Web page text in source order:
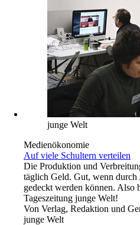
junge Welt
Medienökonomie
Auf viele Schultern verteilen
Die Produktion und
täglich Geld. Gut, wenn durch
gedeckt werden können. Also
Tageszeitung junge Welt!
Von Verlag, Redaktion und
junge Welt